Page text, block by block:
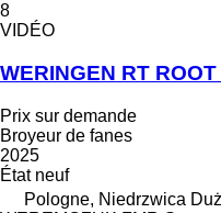
8
VIDÉO
WERINGEN RT
Prix sur demande
Broyeur de fanes
2025
Étatneuf
Pologne, Niedrzwica